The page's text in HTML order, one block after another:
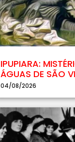
IPUPIARA:
ÁGUAS DE SÃO
04/08/2026